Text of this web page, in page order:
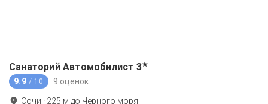
Санаторий Автомобилист 3★
9.9 / 10 9 оценок
Сочи · 225 м до Черного моря